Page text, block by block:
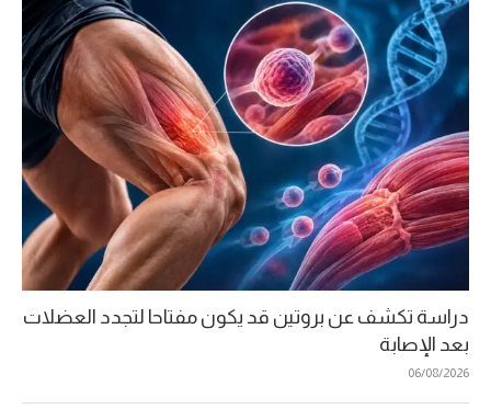
دراسة تكشف عن بروتين قد يكون مفتاحا لتجدد العضلات
بعد الإصابة
06/08/2026